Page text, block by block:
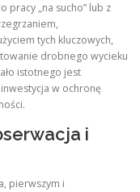
„na sucho” lub z
tych kluczowych,
drobnego wycieku
istotnego jest
w ochronę
i
pierwszym i